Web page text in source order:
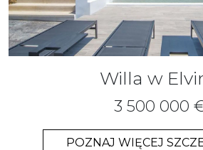
Willa w
3 500 000
POZNAJ WIĘCEJ